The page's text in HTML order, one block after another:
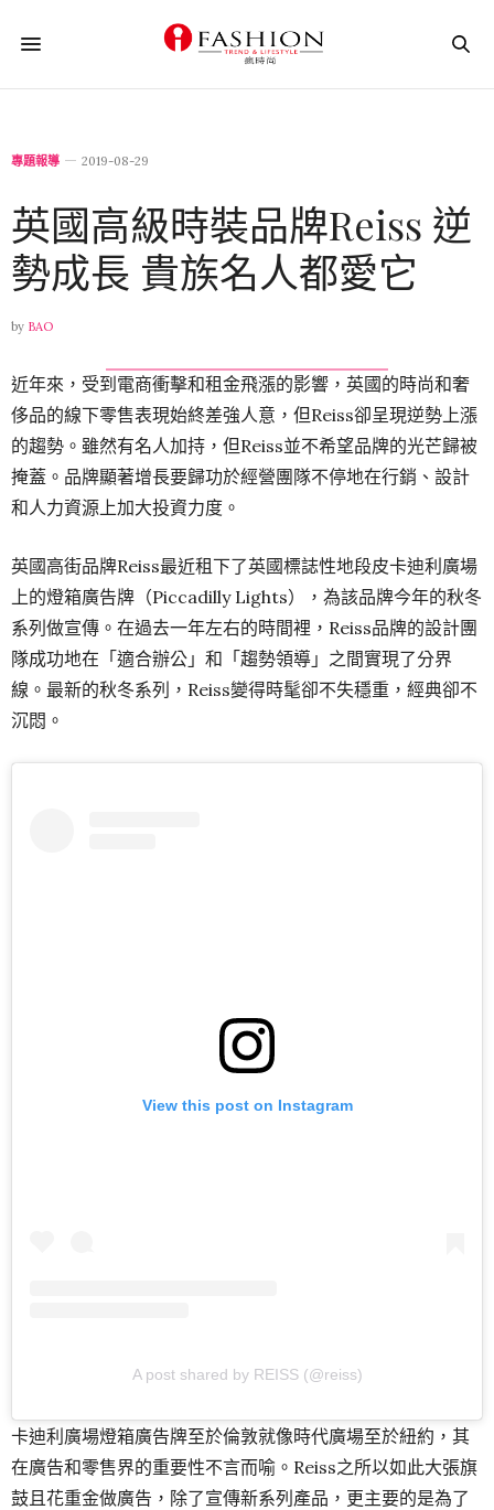
專題報導 2019-08-29
英國高級時裝品牌Reiss 逆
勢成長 貴族名人都愛它
by BAO
近年來，受到電商衝擊和租金飛漲的影響，英國的時尚和奢
侈品的線下零售表現始終差強人意，但Reiss卻呈現逆勢上漲
的趨勢。雖然有名人加持，但Reiss並不希望品牌的光芒歸被
掩蓋。品牌顯著增長要歸功於經營團隊不停地在行銷、設計
和人力資源上加大投資力度。
英國高街品牌Reiss最近租下了英國標誌性地段皮卡迪利廣場
上的燈箱廣告牌（Piccadilly Lights），為該品牌今年的秋冬
系列做宣傳。在過去一年左右的時間裡，Reiss品牌的設計團
隊成功地在「適合辦公」和「趨勢領導」之間實現了分界
線。最新的秋冬系列，Reiss變得時髦卻不失穩重，經典卻不
沉悶。
View this post on Instagram
A post shared by REISS (@reiss)
卡迪利廣場燈箱廣告牌至於倫敦就像時代廣場至於紐約，其
在廣告和零售界的重要性不言而喻。Reiss之所以如此大張旗
鼓且花重金做廣告，除了宣傳新系列產品，更主要的是為了